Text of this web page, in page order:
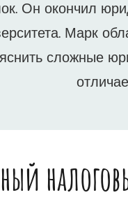
Он окончил
Марк
сложные